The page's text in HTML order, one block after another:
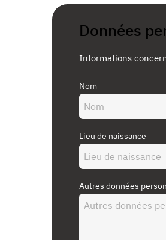
Données
Informations
Nom
Lieu de naissance
Autres données